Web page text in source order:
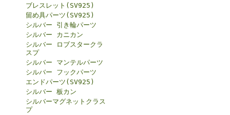
ブレスレット(SV925)
留め具パーツ(SV925)
シルバー 引き輪パーツ
シルバー カニカン
シルバー ロブスタークラ
スプ
シルバー マンテルパーツ
シルバー フックパーツ
エンドパーツ(SV925)
シルバー 板カン
シルバーマグネットクラス
プ